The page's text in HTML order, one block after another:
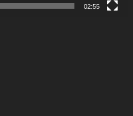
02:55